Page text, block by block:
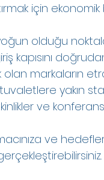
için ekonomik
olduğu
kapısını
olan markaların
yakın
ve
ve